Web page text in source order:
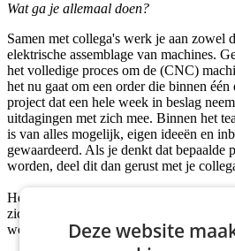
Wat ga je allemaal doen?
Samen met collega's werk je aan zowel
elektrische assemblage van machines.
het volledige proces om de (CNC)
het nu gaat om een order die binnen
project dat een hele week in beslag
uitdagingen met zich mee. Binnen het
is van alles mogelijk, eigen ideeën en
gewaardeerd. Als je denkt dat bepaalde
worden, deel dit dan gerust met je
Het team waarin je terechtkomt is
zich door een gezellige sfeer. Zowel
worden diverse leuke activiteiten
Deze website